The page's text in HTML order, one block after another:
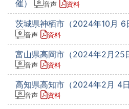
催）
音声 資料
茨城県神栖市（2024年10月 6
音声 資料
富山県高岡市（2024年2月25
音声 資料
高知県高知市（2024年2月 4
音声 資料